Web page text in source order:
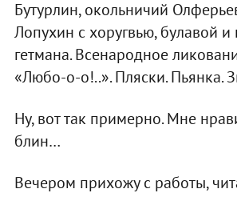
Бутурлин, окольничий
Лопухин с хоругвью, булавой
гетмана. Всенародное
«Любо-о-о!..». Пляски. Пьянка.
Ну, вот так примерно. Мне
блин…
Вечером прихожу с работы,